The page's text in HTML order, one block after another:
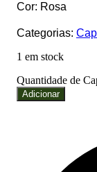
Cor: Rosa
Categorias:
1 em stock
Quantidade de
Adicionar